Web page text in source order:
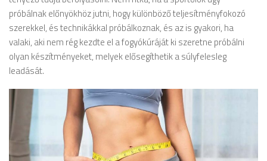
próbálnak előnyökhöz jutni, hogy különböző teljesítményfokozó
szerekkel, és technikákkal próbálkoznak, és az is gyakori, ha
valaki, aki nem rég kezdte el a fogyókúráját ki szeretne próbálni
olyan készítményeket, melyek elősegíthetik a súlyfelesleg
leadását.